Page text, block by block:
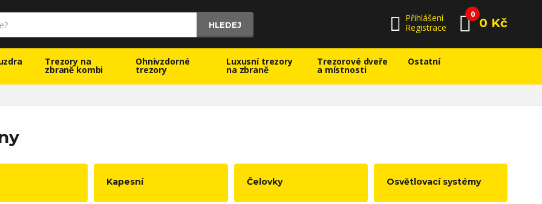
HLEDEJ
Přihlášení
Registrace
0
0 Kč
Trezory na
zbraně kombi
Ohnivzdorné
trezory
Luxusní trezory
na zbraně
Trezorové dveře
a místnosti
Ostatní
Kapesní Čelovky Osvětlovací systémy